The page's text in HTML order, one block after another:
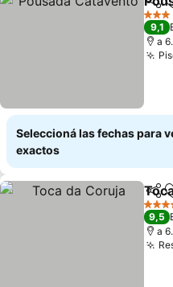
3
9,1
a
Seleccioná las fechas para
exactos
5
9,5
a